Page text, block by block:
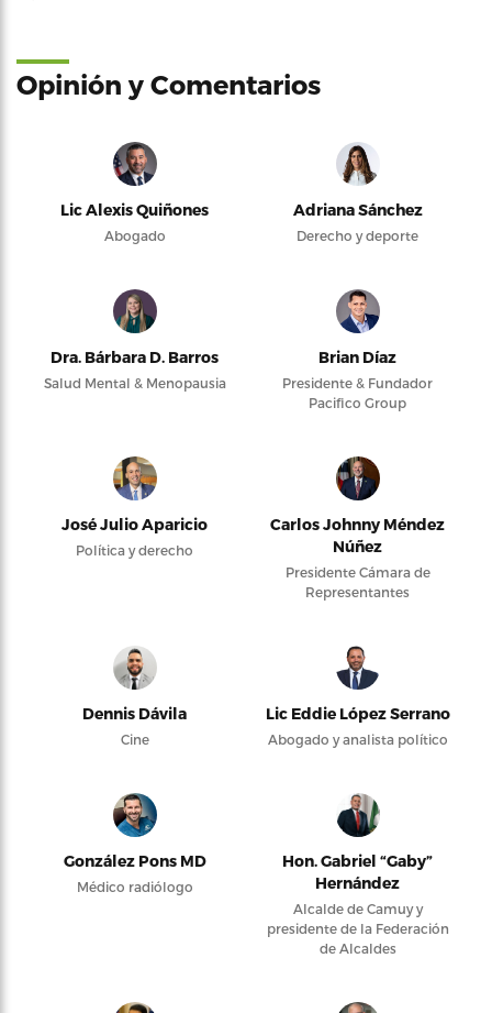
Opinión y Comentarios
Lic Alexis Quiñones
Abogado
Adriana Sánchez
Derecho y deporte
Dra. Bárbara D. Barros
Salud Mental & Menopausia
Brian Díaz
Presidente & Fundador
Pacifico Group
José Julio Aparicio
Política y derecho
Carlos Johnny Méndez
Núñez
Presidente Cámara de
Representantes
Dennis Dávila
Cine
Lic Eddie López Serrano
Abogado y analista político
González Pons MD
Médico radiólogo
Hon. Gabriel “Gaby”
Hernández
Alcalde de Camuy y
presidente de la Federación
de Alcaldes